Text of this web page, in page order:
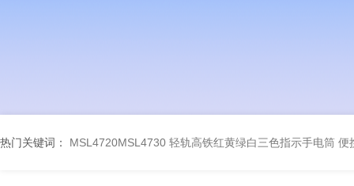
热门关键词： MSL4720MSL4730 轻轨高铁红黄绿白三色指示手电筒 便